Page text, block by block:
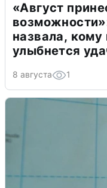
«Август
назвала, кому
улыбнется
8 августа 1